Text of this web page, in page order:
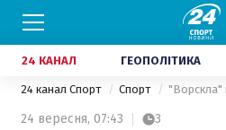
24 КАНАЛ ГЕОПОЛІТИКА
24 канал Спорт Спорт
24 вересня, 07:43 3